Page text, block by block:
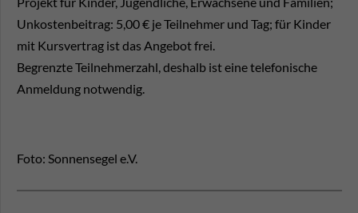
Unkostenbeitrag: 5,00 € je Teilnehmer und Tag; für Kinder
mit Kursvertrag ist das Angebot frei.
Begrenzte Teilnehmerzahl, deshalb ist eine telefonische
Anmeldung notwendig.
Foto: Sonnensegel e.V.